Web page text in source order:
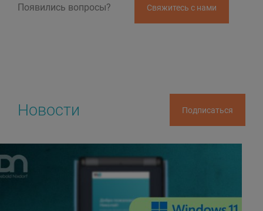
Появились вопросы? Свяжитесь с нами
Новости Подписаться